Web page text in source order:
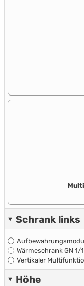
Schrank links
Wärmeschrank GN 1/1
Vertikaler
Höhe